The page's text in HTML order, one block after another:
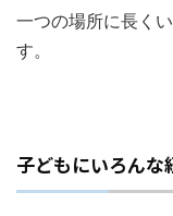
一つの場所に長く
す。
子どもにいろんな